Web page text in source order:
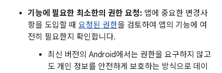
기능에 필요한 최소한의 권한 요청: 앱에 중요한 변경사
항을 도입할 때 요청된 권한을 검토하여 앱의 기능에 여
전히 필요한지 확인합니다.
최신 버전의 Android에서는 권한을 요구하지 않고
도 개인 정보를 안전하게 보호하는 방식으로 데이